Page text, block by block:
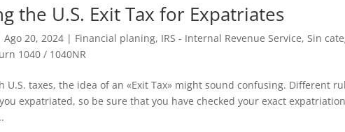
the U.S. Exit Tax for Expatriates
Ago 20, 2024 | Financial planing, IRS - Internal Revenue Service, Sin
1040 / 1040NR
U.S. taxes, the idea of an «Exit Tax» might sound confusing. Different
expatriated, so be sure that you have checked your exact